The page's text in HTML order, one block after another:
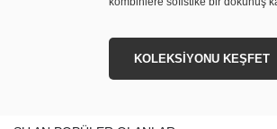
KOLEKSİYONU KEŞFET